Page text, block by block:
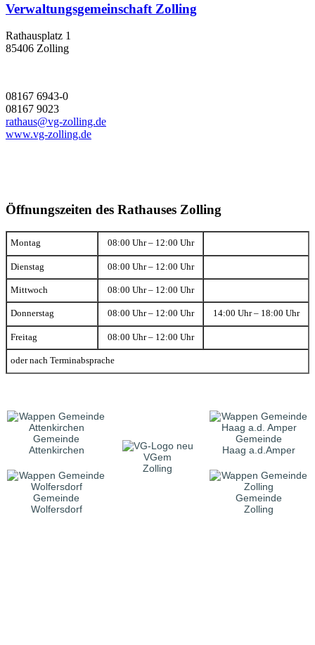
Verwaltungsgemeinschaft Zolling
Rathausplatz 1
85406 Zolling
08167 6943-0
08167 9023
rathaus@vg-zolling.de
www.vg-zolling.de
Öffnungszeiten des Rathauses Zolling
Montag 08:00 Uhr – 12:00 Uhr
Dienstag 08:00 Uhr – 12:00 Uhr
Mittwoch 08:00 Uhr – 12:00 Uhr
Donnerstag 08:00 Uhr – 12:00 Uhr 14:00 Uhr – 18:00 Uhr
Freitag 08:00 Uhr – 12:00 Uhr
oder nach Terminabsprache
Gemeinde
Attenkirchen
VGem
Zolling
Gemeinde
Haag a.d.Amper
Gemeinde
Wolfersdorf
Gemeinde
Zolling